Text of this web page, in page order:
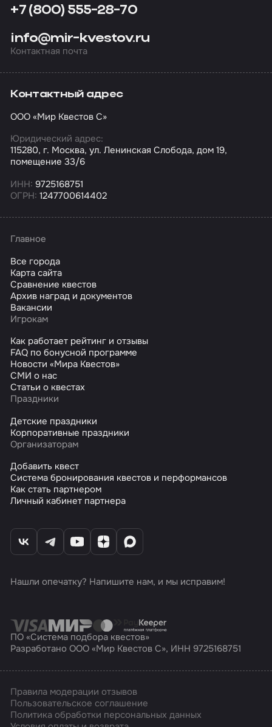
+7 (800) 555-28-70
info@mir-kvestov.ru
Контактная почта
Контактный адрес
ООО «Мир Квестов С»
Юридический адрес:
115280, г. Москва, ул. Ленинская Слобода, дом 19,
помещение 33/6
ИНН: 9725168751
ОГРН: 1247700614402
Главное
Все города
Карта сайта
Сравнение квестов
Архив наград и документов
Вакансии
Игрокам
Как работает рейтинг и отзывы
FAQ по бонусной программе
Новости «Мира Квестов»
СМИ о нас
Статьи о квестах
Праздники
Детские праздники
Корпоративные праздники
Организаторам
Добавить квест
Система бронирования квестов и перформансов
Как стать партнером
Личный кабинет партнера
Нашли опечатку? Напишите нам, и мы исправим!
ПО «Система подбора квестов»
Разработано ООО «Мир Квестов С», ИНН 9725168751
Правила модерации отзывов
Пользовательское соглашение
Политика обработки персональных данных